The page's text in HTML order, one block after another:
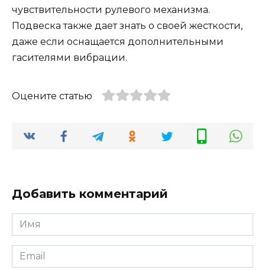
чувствительности рулевого механизма.
Подвеска также дает знать о своей жесткости,
даже если оснащается дополнительными
гасителями вибрации.
Оцените статью
Добавить комментарий
Имя
*
Email
*